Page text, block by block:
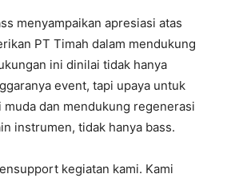
menyampaikan apresiasi atas
PT Timah dalam mendukung
ini dinilai tidak hanya
event, tapi upaya untuk
dan mendukung regenerasi
instrumen, tidak hanya bass.
kegiatan kami. Kami